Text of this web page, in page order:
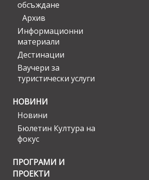
обсъждане
Архив
Информационни
материали
Дестинации
Ваучери за
туристически услуги
НОВИНИ
Новини
Бюлетин Култура на
фокус
ПРОГРАМИ И
ПРОЕКТИ